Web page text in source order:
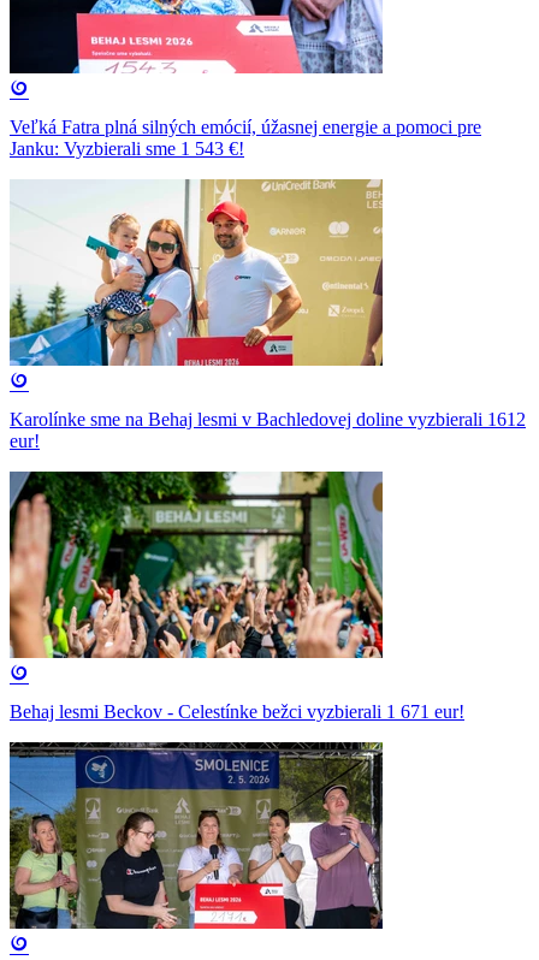
Veľká Fatra plná silných emócií, úžasnej energie a pomoci pre
Janku: Vyzbierali sme 1 543 €!
Karolínke sme na Behaj lesmi v Bachledovej doline vyzbierali 1612
eur!
Behaj lesmi Beckov - Celestínke bežci vyzbierali 1 671 eur!